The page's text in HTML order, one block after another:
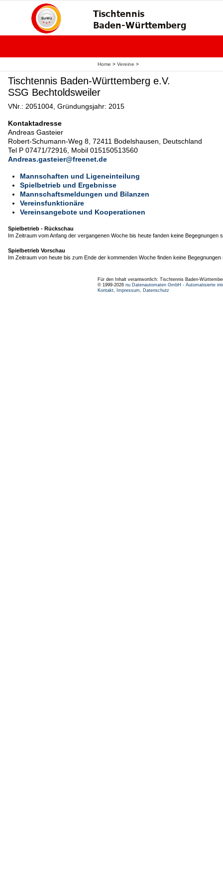
Home > Vereine >
Tischtennis Baden-Württemberg e.V.
SSG Bechtoldsweiler
VNr.: 2051004, Gründungsjahr: 2015
Kontaktadresse
Andreas Gasteier
Robert-Schumann-Weg 8, 72411 Bodelshausen, Deutschland
Tel P 07471/72916, Mobil 015150513560
Andreas.gasteier@freenet.de
Mannschaften und Ligeneinteilung
Spielbetrieb und Ergebnisse
Mannschaftsmeldungen und Bilanzen
Vereinsfunktionäre
Vereinsangebote und Kooperationen
Spielbetrieb - Rückschau
Im Zeitraum vom Anfang der vergangenen Woche bis heute fanden keine Begegnungen
Spielbetrieb Vorschau
Im Zeitraum von heute bis zum Ende der kommenden Woche finden keine Begegnungen
Für den Inhalt verantwortlich: Tischtennis Baden-
© 1999-2026 nu Datenautomaten GmbH - Automatisierte
Kontakt, Impressum, Datenschutz